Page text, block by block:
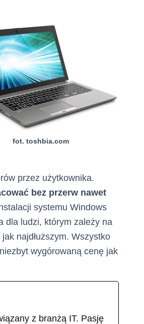
fot. toshbia.com
przez użytkownika.
bez przerw nawet
systemu Windows
dla ludzi, którym zależy na
najdłuższym. Wszystko
wygórowaną cenę jak
z branżą IT. Pasję